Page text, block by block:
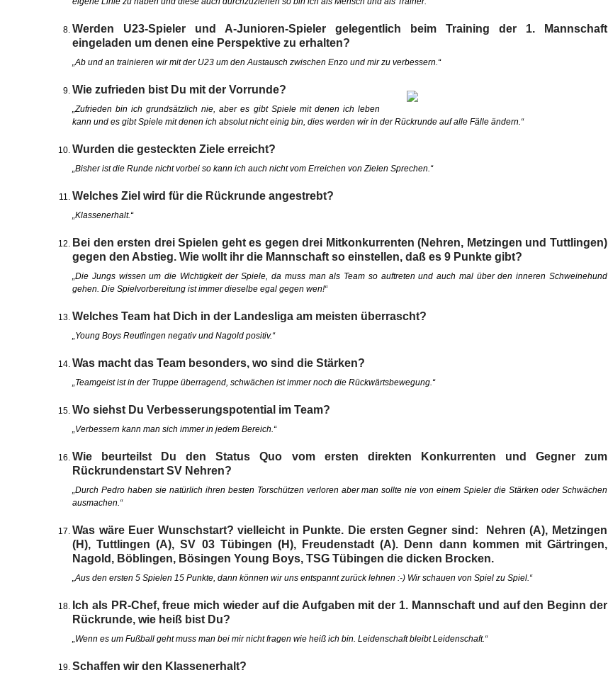
Werden U23-Spieler und A-Junioren-Spieler gelegentlich beim Training der 1. Mannschaft
eingeladen um denen eine Perspektive zu erhalten?
„Ab und an trainieren wir mit der U23 um den Austausch zwischen Enzo und mir zu verbessern.“
Wie zufrieden bist Du mit der Vorrunde?
„Zufrieden bin ich grundsätzlich nie, aber es gibt Spiele mit denen ich leben
kann und es gibt Spiele mit denen ich absolut nicht einig bin, dies werden wir in der Rückrunde auf alle Fälle ändern.“
Wurden die gesteckten Ziele erreicht?
„Bisher ist die Runde nicht vorbei so kann ich auch nicht vom Erreichen von Zielen Sprechen.“
Welches Ziel wird für die Rückrunde angestrebt?
„Klassenerhalt.“
Bei den ersten drei Spielen geht es gegen drei Mitkonkurrenten (Nehren, Metzingen und Tuttlingen)
gegen den Abstieg. Wie wollt ihr die Mannschaft so einstellen, daß es 9 Punkte gibt?
„Die Jungs wissen um die Wichtigkeit der Spiele, da muss man als Team so auftreten und auch mal über den inneren Schweinehund
gehen. Die Spielvorbereitung ist immer dieselbe egal gegen wen!“
Welches Team hat Dich in der Landesliga am meisten überrascht?
„Young Boys Reutlingen negativ und Nagold positiv.“
Was macht das Team besonders, wo sind die Stärken?
„Teamgeist ist in der Truppe überragend, schwächen ist immer noch die Rückwärtsbewegung.“
Wo siehst Du Verbesserungspotential im Team?
„Verbessern kann man sich immer in jedem Bereich.“
Wie beurteilst Du den Status Quo vom ersten direkten Konkurrenten und Gegner zum
Rückrundenstart SV Nehren?
„Durch Pedro haben sie natürlich ihren besten Torschützen verloren aber man sollte nie von einem Spieler die Stärken oder Schwächen
ausmachen.“
Was wäre Euer Wunschstart? vielleicht in Punkte. Die ersten Gegner sind: Nehren (A), Metzingen
(H), Tuttlingen (A), SV 03 Tübingen (H), Freudenstadt (A). Denn dann kommen mit Gärtringen,
Nagold, Böblingen, Bösingen Young Boys, TSG Tübingen die dicken Brocken.
„Aus den ersten 5 Spielen 15 Punkte, dann können wir uns entspannt zurück lehnen :-) Wir schauen von Spiel zu Spiel.“
Ich als PR-Chef, freue mich wieder auf die Aufgaben mit der 1. Mannschaft und auf den Beginn der
Rückrunde, wie heiß bist Du?
„Wenn es um Fußball geht muss man bei mir nicht fragen wie heiß ich bin. Leidenschaft bleibt Leidenschaft.“
Schaffen wir den Klassenerhalt?